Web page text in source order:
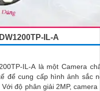
IL-A
IL-A là một Camera
để cung cấp hình ảnh sắc